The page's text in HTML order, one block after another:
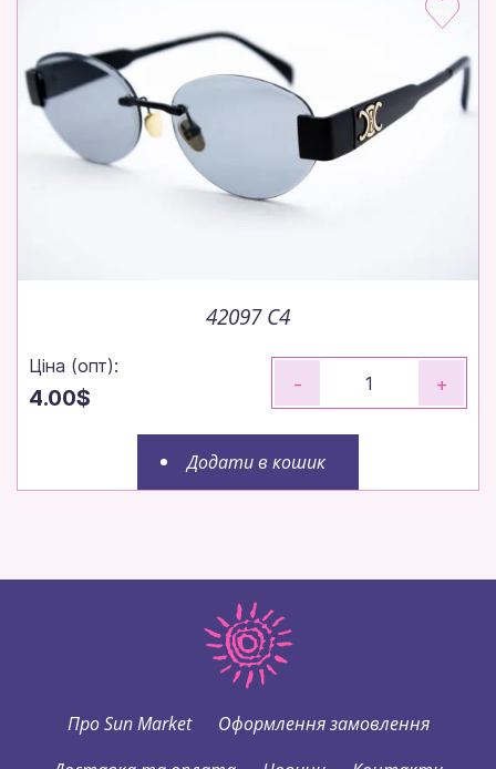
42097 C4
Ціна (опт):
4.00$
- +
Додати в кошик
Про Sun Market
Оформлення замовлення